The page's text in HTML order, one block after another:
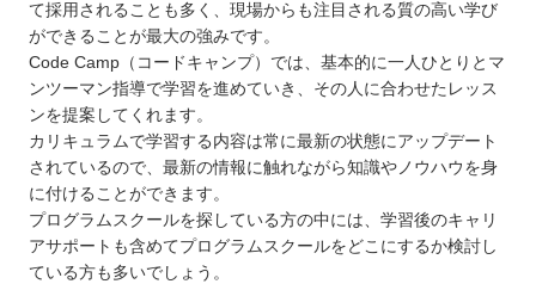
て採用されることも多く、現場からも注目される質の高い学び
ができることが最大の強みです。
Code Camp（コードキャンプ）では、基本的に一人ひとりとマ
ンツーマン指導で学習を進めていき、その人に合わせたレッス
ンを提案してくれます。
カリキュラムで学習する内容は常に最新の状態にアップデート
されているので、最新の情報に触れながら知識やノウハウを身
に付けることができます。
プログラムスクールを探している方の中には、学習後のキャリ
アサポートも含めてプログラムスクールをどこにするか検討し
ている方も多いでしょう。